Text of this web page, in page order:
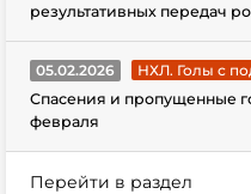
результативных передач
05.02.2026
НХЛ. Голы с
Спасения и пропущенные
февраля
Перейти в раздел